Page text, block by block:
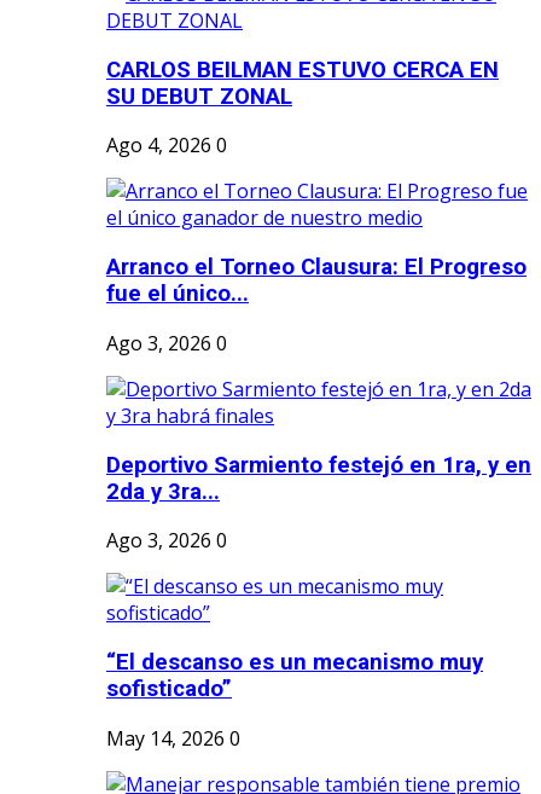
CARLOS BEILMAN ESTUVO CERCA EN
SU DEBUT ZONAL
Ago 4, 2026 0
Arranco el Torneo Clausura: El Progreso
fue el único...
Ago 3, 2026 0
Deportivo Sarmiento festejó en 1ra, y en
2da y 3ra...
Ago 3, 2026 0
“El descanso es un mecanismo muy
sofisticado”
May 14, 2026 0